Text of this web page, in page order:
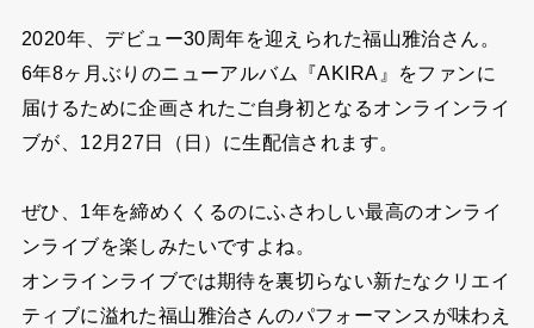
2020年、デビュー30周年を迎えられた福山雅治さん。
6年8ヶ月ぶりのニューアルバム『AKIRA』をファンに
届けるために企画されたご自身初となるオンラインライ
ブが、12月27日（日）に生配信されます。
ぜひ、1年を締めくくるのにふさわしい最高のオンライ
ンライブを楽しみたいですよね。
オンラインライブでは期待を裏切らない新たなクリエイ
ティブに溢れた福山雅治さんのパフォーマンスが味わえ